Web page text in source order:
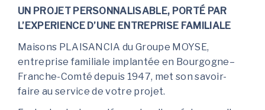
UN PROJET PERSONNALISABLE, PORTÉ PAR
L’EXPERIENCE D’UNE ENTREPRISE FAMILIALE
Maisons PLAISANCIA du Groupe MOYSE,
entreprise familiale implantée en Bourgogne–
Franche-Comté depuis 1947, met son savoir-
faire au service de votre projet.